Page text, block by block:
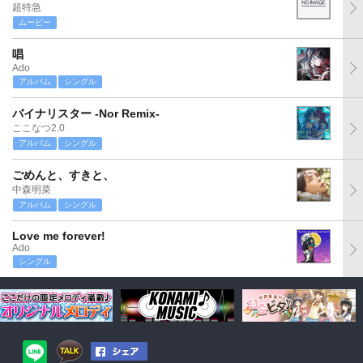
超特急
ムービー
唱
Ado
アルバム シングル
バイナリスター -Nor Remix-
ここなつ2.0
アルバム シングル
ごめんと、すきと、
中森明菜
アルバム シングル
Love me forever!
Ado
シングル